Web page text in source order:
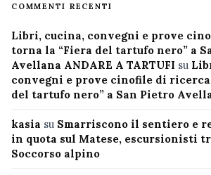
COMMENTI RECENTI
Libri, cucina, convegni e prove
torna la “Fiera del tartufo nero” a
Avellana ANDARE A TARTUFI su
convegni e prove cinofile di
del tartufo nero” a San Pietro
kasia su Smarriscono il sentiero e
in quota sul Matese, escursionisti
Soccorso alpino